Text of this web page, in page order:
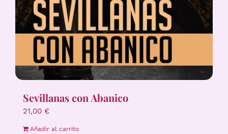
Sevillanas con Abanico
21,00 €
Añadir al carrito